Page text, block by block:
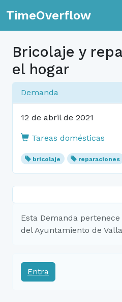
TimeOverflow
Bricolaje y
el hogar
Demanda
12 de abril de 2021
Tareas domésticas
bricolaje reparaciones
Esta Demanda
del Ayuntamiento de
Entra